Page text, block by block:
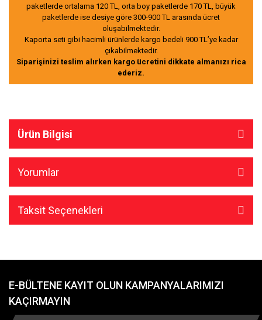
paketlerde ortalama 120 TL, orta boy paketlerde 170 TL, büyük
paketlerde ise desiye göre 300-900 TL arasında ücret
oluşabilmektedir.
Kaporta seti gibi hacimli ürünlerde kargo bedeli 900 TL’ye kadar
çıkabilmektedir.
Siparişinizi teslim alırken kargo ücretini dikkate almanızı rica
ederiz.
Ürün Bilgisi
Yorumlar
Taksit Seçenekleri
E-BÜLTENE KAYIT OLUN KAMPANYALARIMIZI
KAÇIRMAYIN